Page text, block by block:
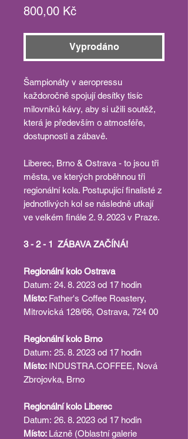
800,00 KčCena
Vyprodáno
Šampionáty v aeropressu
každoročně spojují desítky tisíc
milovníků kávy, aby si užili soutěž,
která je především o atmosféře,
dostupnosti a zábavě.
Liberec, Brno & Ostrava - to jsou tři
města, ve kterých proběhnou tři
regionální kola. Postupující finalisté z
jednotlivých kol se následně utkají
ve velkém finále 2. 9. 2023 v Praze.
3 - 2 - 1 ZÁBAVA ZAČÍNÁ!
Regionální kolo Ostrava
Datum: 24. 8. 2023 od 17 hodin
Místo: Father's Coffee Roastery,
Mitrovická 128/66, Ostrava, 724 00
Regionální kolo Brno
Datum: 25. 8. 2023 od 17 hodin
Místo: INDUSTRA.COFFEE, Nová
Zbrojovka, Brno
Regionální kolo Liberec
Datum: 26. 8. 2023 od 17 hodin
Místo: Lázně (Oblastní galerie